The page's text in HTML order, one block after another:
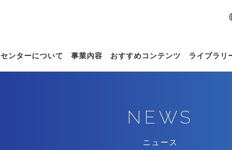
ンターについて 事業内容 おすすめコンテンツ ライブラリ
NEWS
ニュース